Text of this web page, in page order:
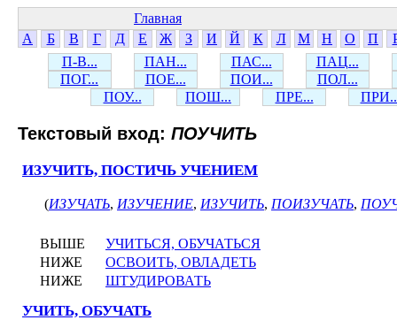
Главная
А
Б В Г Д Е Ж З И Й К Л М Н О П
П-В...
ПАН... ПАС...
ПАЦ...
ПОГ...
ПОЕ... ПОИ...
ПОЛ...
ПОУ...
ПОШ... ПРЕ...
Текстовый вход: ПОУЧИТЬ
ИЗУЧИТЬ, ПОСТИЧЬ УЧЕНИЕМ
(ИЗУЧАТЬ, ИЗУЧЕНИЕ, ИЗУЧИТЬ, ПОИЗУЧАТЬ,
ВЫШЕ
УЧИТЬСЯ, ОБУЧАТЬСЯ
НИЖЕ
ОСВОИТЬ, ОВЛАДЕТЬ
НИЖЕ
ШТУДИРОВАТЬ
УЧИТЬ, ОБУЧАТЬ